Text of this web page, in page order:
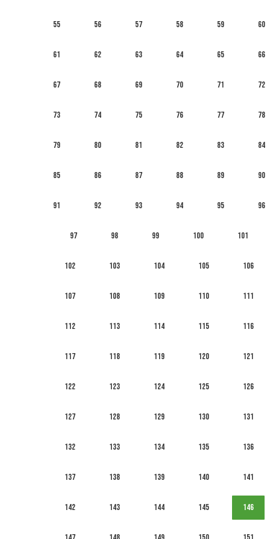
55 56 57 58 59 60
61 62 63 64 65 66
67 68 69 70 71 72
73 74 75 76 77 78
79 80 81 82 83 84
85 86 87 88 89 90
91 92 93 94 95 96
97 98 99 100 101
102 103 104 105 106
107 108 109 110 111
112 113 114 115 116
117 118 119 120 121
122 123 124 125 126
127 128 129 130 131
132 133 134 135 136
137 138 139 140 141
142 143 144 145 146